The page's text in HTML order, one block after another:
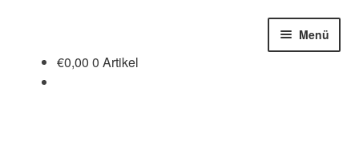
Menü
€0,00 0 Artikel